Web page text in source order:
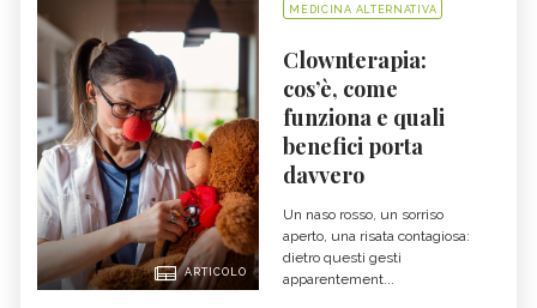
ARTICOLO
MEDICINA ALTERNATIVA
Clownterapia:
cos’è, come
funziona e quali
benefici porta
davvero
Un naso rosso, un sorriso
aperto, una risata contagiosa:
dietro questi gesti
apparentement...